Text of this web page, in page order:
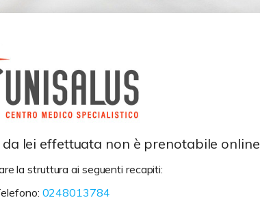
lei effettuata non è prenotabile online
la struttura ai seguenti recapiti:
0248013784